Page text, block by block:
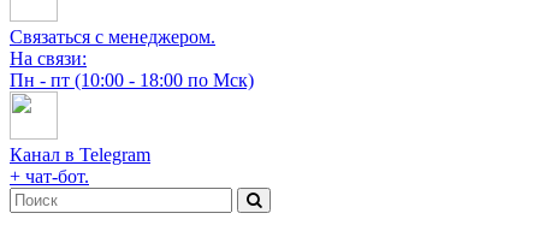
Связаться с менеджером.
На связи:
Пн - пт (10:00 - 18:00 по Мск)
Канал в Telegram
+ чат-бот.